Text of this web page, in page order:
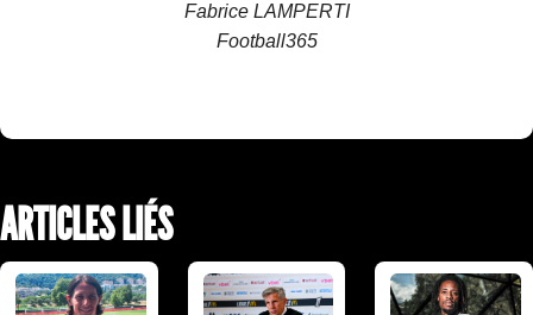
Fabrice LAMPERTI
Football365
ARTICLES LIÉS